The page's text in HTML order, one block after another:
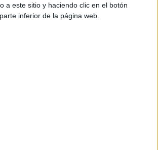
a este sitio y haciendo clic en el botón
inferior de la página web.